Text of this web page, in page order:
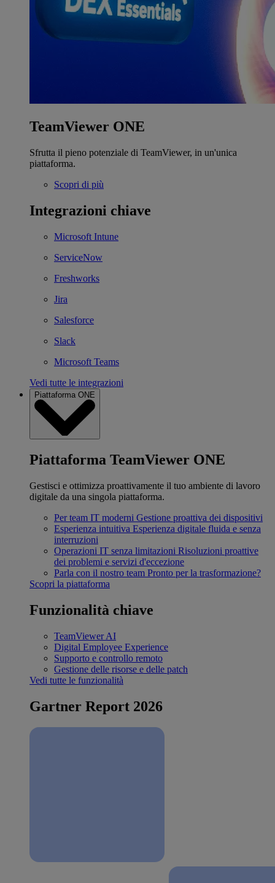
TeamViewer ONE
Sfrutta il pieno potenziale di TeamViewer, in un'unica
piattaforma.
Scopri di più
Integrazioni chiave
Microsoft Intune
ServiceNow
Freshworks
Jira
Salesforce
Slack
Microsoft Teams
Vedi tutte le integrazioni
Piattaforma ONE
Piattaforma TeamViewer ONE
Gestisci e ottimizza proattivamente il tuo ambiente di lavoro
digitale da una singola piattaforma.
Per team IT moderni Gestione proattiva dei dispositivi
Esperienza intuitiva Esperienza digitale fluida e senza
interruzioni
Operazioni IT senza limitazioni Risoluzioni proattive
dei problemi e servizi d'eccezione
Parla con il nostro team Pronto per la trasformazione?
Scopri la piattaforma
Funzionalità chiave
TeamViewer AI
Digital Employee Experience
Supporto e controllo remoto
Gestione delle risorse e delle patch
Vedi tutte le funzionalità
Gartner Report 2026